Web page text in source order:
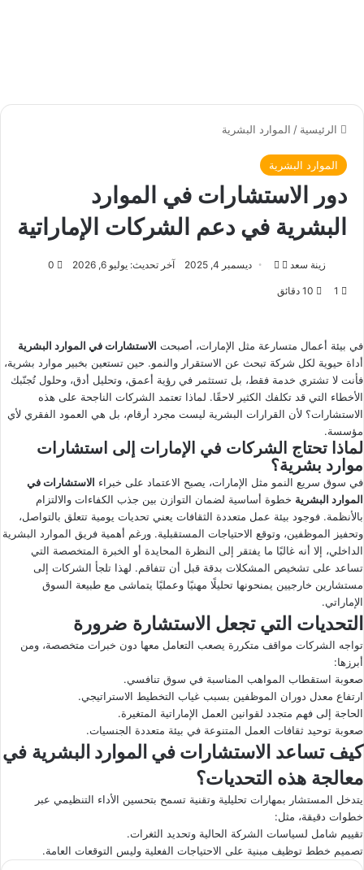
الرئيسية / الموارد البشرية
الموارد البشرية
دور الاستشارات في الموارد
البشرية في دعم الشركات الإماراتية
زينة سعد
ت
ع
ل
ى
X
ر
ي
د
ا
ل
ت
ر
و
ن
ديسمبر 4, 2025 آخر تحديث: يوليو 6, 2026 0
1
في بيئة أعمال متسارعة مثل الإمارات، أصبحت الاستشارات في الموارد البشرية
أداة حيوية لكل شركة تبحث عن الاستقرار والنمو. حين تستعين بخبير موارد بشرية،
فأنت لا تشتري خدمة فقط، بل تستثمر في رؤية أعمق، وتحليل أدق، وحلول تُجنّبك
الأخطاء التي قد تكلفك الكثير لاحقًا. لماذا تعتمد الشركات الناجحة على هذه
الاستشارات؟ لأن القرارات البشرية ليست مجرد أرقام، بل هي العمود الفقري لأي
مؤسسة.
لماذا تحتاج الشركات في الإمارات إلى استشارات
موارد بشرية؟
في سوق سريع النمو مثل الإمارات، يصبح الاعتماد على خبراء الاستشارات في
الموارد البشرية خطوة أساسية لضمان التوازن بين جذب الكفاءات والالتزام
بالأنظمة. فوجود بيئة عمل متعددة الثقافات يعني تحديات يومية تتعلق بالتواصل،
وتحفيز الموظفين، وتوقع الاحتياجات المستقبلية. ورغم أهمية فريق الموارد البشرية
الداخلي، إلا أنه غالبًا ما يفتقر إلى النظرة المحايدة أو الخبرة المتخصصة التي
تساعد على تشخيص المشكلات بدقة قبل أن تتفاقم. لهذا تلجأ الشركات إلى
مستشارين خارجيين يمنحونها تحليلًا مهنيًا وعمليًا يتماشى مع طبيعة السوق
الإماراتي.
التحديات التي تجعل الاستشارة ضرورة
تواجه الشركات مواقف متكررة يصعب التعامل معها دون خبرات متخصصة، ومن
أبرزها:
صعوبة استقطاب المواهب المناسبة في سوق تنافسي.
ارتفاع معدل دوران الموظفين بسبب غياب التخطيط الاستراتيجي.
الحاجة إلى فهم متجدد لقوانين العمل الإماراتية المتغيرة.
صعوبة توحيد ثقافات العمل المتنوعة في بيئة متعددة الجنسيات.
كيف تساعد الاستشارات في الموارد البشرية في
معالجة هذه التحديات؟
يتدخل المستشار بمهارات تحليلية وتقنية تسمح بتحسين الأداء التنظيمي عبر
خطوات دقيقة، مثل:
تقييم شامل لسياسات الشركة الحالية وتحديد الثغرات.
تصميم خطط توظيف مبنية على الاحتياجات الفعلية وليس التوقعات العامة.